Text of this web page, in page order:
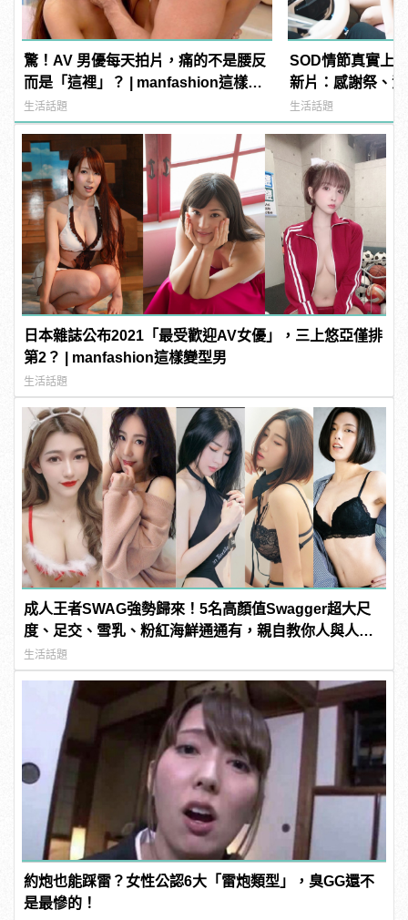
驚！AV 男優每天拍片，痛的不是腰反
而是「這裡」？ | manfashion這樣變
型男
生活話題
SOD情節真實上
新片：感謝祭、
刺激！老司機直
| manfashion這
生活話題
日本雜誌公布2021「最受歡迎AV女優」，三上悠亞僅排
第2？ | manfashion這樣變型男
生活話題
成人王者SWAG強勢歸來！5名高顏值Swagger超大尺
度、足交、雪乳、粉紅海鮮通通有，親自教你人與人的
連結！ | manfashion這樣變型男
生活話題
約炮也能踩雷？女性公認6大「雷炮類型」，臭GG還不
是最慘的！